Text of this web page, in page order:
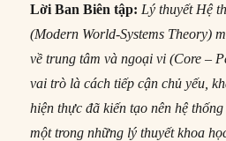
Lời Ban Biên tập: Lý thuyết Hệ
(Modern World-Systems Theory)
về trung tâm và ngoại vi (Core –
vai trò là cách tiếp cận chủ yếu,
hiện thực đã kiến tạo nên hệ
một trong những lý thuyết khoa